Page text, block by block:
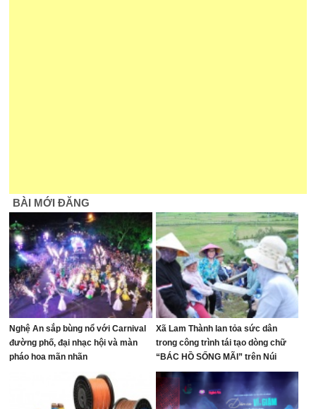
BÀI MỚI ĐĂNG
Nghệ An sắp bùng nổ với Carnival
đường phố, đại nhạc hội và màn
pháo hoa mãn nhãn
Xã Lam Thành lan tỏa sức dân
trong công trình tái tạo dòng chữ
“BÁC HỒ SỐNG MÃI” trên Núi
Nhón